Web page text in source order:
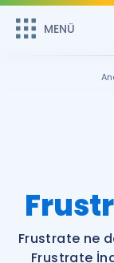
MENÜ
Remzi Hoca ile
MENÜ
Frustrate ne
Frustrate